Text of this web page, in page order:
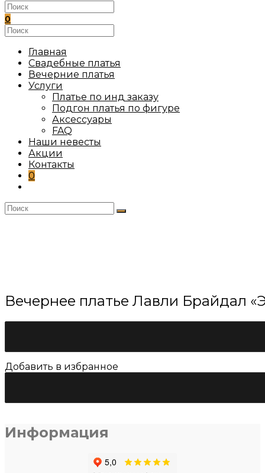
ПО
ВЕБ-
САЙТУ
0
Поиск
на
сайтеГлавная
Свадебные платья
Вечерние платья
Услуги
Платье по инд заказу
Подгон платья по фигуре
Аксессуары
FAQ
Наши невесты
Акции
Контакты
0
по
Вечернее платье Лавли Брайдал
Добавить в избранное
Информация